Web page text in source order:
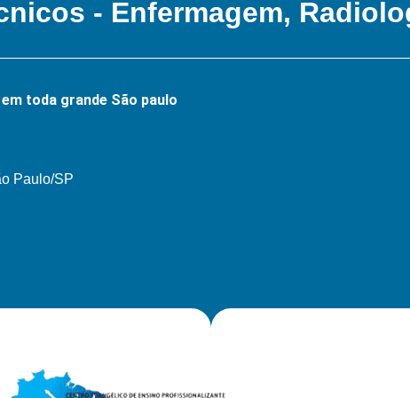
- Enfermagem,
toda grande São paulo
Paulo/SP